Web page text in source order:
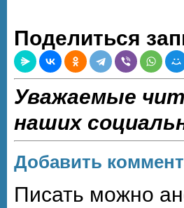
Поделиться
Уважаемые
наших
Добавить
Писать можно